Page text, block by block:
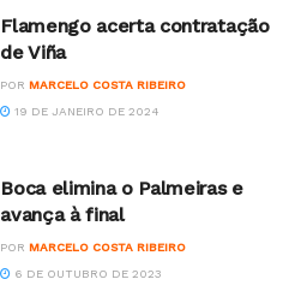
Flamengo acerta contratação
de Viña
POR MARCELO COSTA RIBEIRO
19 DE JANEIRO DE 2024
Boca elimina o Palmeiras e
avança à final
POR MARCELO COSTA RIBEIRO
6 DE OUTUBRO DE 2023